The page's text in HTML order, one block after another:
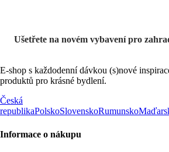
Ušetřete na novém vybavení pro
E-shop s každodenní dávkou (s)nové
produktů pro krásné bydlení.
Česká
republikaPolskoSlovenskoRumunsko
Informace o nákupu